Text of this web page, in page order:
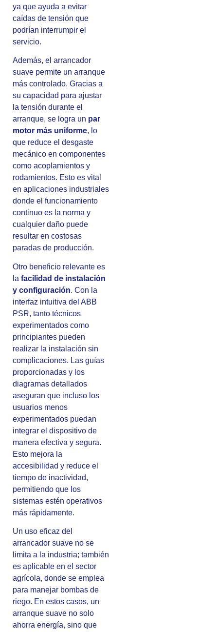
ya que ayuda a evitar
caídas de tensión que
podrían interrumpir el
servicio.
Además, el arrancador
suave permite un arranque
más controlado. Gracias a
su capacidad para ajustar
la tensión durante el
arranque, se logra un par
motor más uniforme, lo
que reduce el desgaste
mecánico en componentes
como acoplamientos y
rodamientos. Esto es vital
en aplicaciones industriales
donde el funcionamiento
continuo es la norma y
cualquier daño puede
resultar en costosas
paradas de producción.
Otro beneficio relevante es
la facilidad de instalación
y configuración. Con la
interfaz intuitiva del ABB
PSR, tanto técnicos
experimentados como
principiantes pueden
realizar la instalación sin
complicaciones. Las guías
proporcionadas y los
diagramas detallados
aseguran que incluso los
usuarios menos
experimentados puedan
integrar el dispositivo de
manera efectiva y segura.
Esto mejora la
accesibilidad y reduce el
tiempo de inactividad,
permitiendo que los
sistemas estén operativos
más rápidamente.
Un uso eficaz del
arrancador suave no se
limita a la industria; también
es aplicable en el sector
agrícola, donde se emplea
para manejar bombas de
riego. En estos casos, un
arranque suave no solo
ahorra energía, sino que